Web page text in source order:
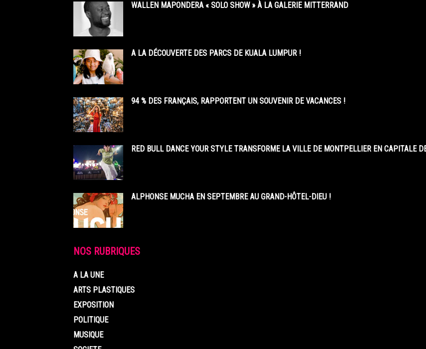
WALLEN MAPONDERA « SOLO SHOW » À LA GALERIE MITTERRAND
A LA DÉCOUVERTE DES PARCS DE KUALA LUMPUR !
94 % DES FRANÇAIS, RAPPORTENT UN SOUVENIR DE VACANCES !
RED BULL DANCE YOUR STYLE TRANSFORME LA VILLE DE MONTPELLIER EN CAPITALE
ALPHONSE MUCHA EN SEPTEMBRE AU GRAND-HÔTEL-DIEU !
NOS RUBRIQUES
A LA UNE
ARTS PLASTIQUES
EXPOSITION
POLITIQUE
MUSIQUE